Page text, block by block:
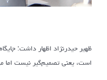
ظهیر حیدرنژاد اظهار داشت:
است، یعنی تصمیم‌گیر نیست اما